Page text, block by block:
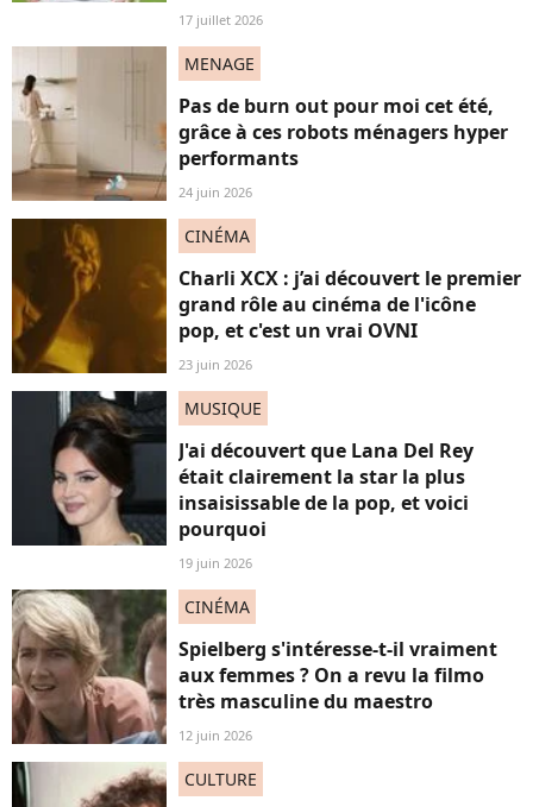
17 juillet 2026
MENAGE
Pas de burn out pour moi cet été,
grâce à ces robots ménagers hyper
performants
24 juin 2026
CINÉMA
Charli XCX : j’ai découvert le premier
grand rôle au cinéma de l'icône
pop, et c'est un vrai OVNI
23 juin 2026
MUSIQUE
J'ai découvert que Lana Del Rey
était clairement la star la plus
insaisissable de la pop, et voici
pourquoi
19 juin 2026
CINÉMA
Spielberg s'intéresse-t-il vraiment
aux femmes ? On a revu la filmo
très masculine du maestro
12 juin 2026
CULTURE